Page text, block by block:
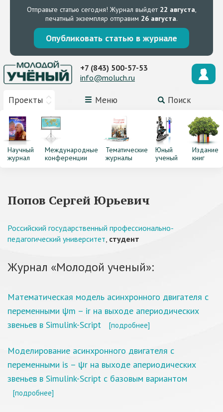
Отправьте статью сегодня! Журнал выйдет 22 августа,
печатный экземпляр отправим 26 августа.
Опубликовать статью в журнале
Проекты Меню Поиск
+7 (843) 500-57-53
info@moluch.ru
Научный
журнал
Международные
конференции
Тематические
журналы
Юный
ученый
Издание
книг
Попов Сергей Юрьевич
Российский государственный профессионально-
педагогический университет, студент
Журнал «Молодой ученый»:
Математическая модель асинхронного двигателя с
переменными ψm – ir на выходе апериодических
звеньев в Simulink-Script
[подробнее]
Моделирование асинхронного двигателя с
переменными is – ψr на выходе апериодических
звеньев в Simulink-Script с базовым вариантом
[подробнее]